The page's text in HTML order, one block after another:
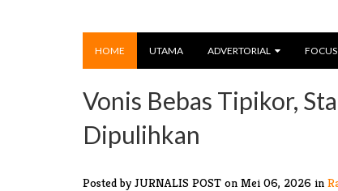
HOME UTAMA ADVERTORIAL
Vonis Bebas Tipikor,
Dipulihkan
Posted by JURNALIS POST on Mei 06, 2026 in